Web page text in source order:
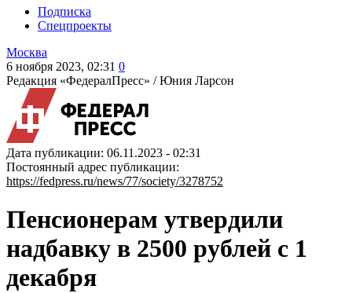
Подписка
Спецпроекты
Москва
6 ноября 2023, 02:31 0
Редакция «ФедералПресс» /Юния Ларсон
Дата публикации: 06.11.2023 - 02:31
Постоянный адрес публикации:
https://fedpress.ru/news/77/society/3278752
Пенсионерам утвердили
надбавку в 2500 рублей с 1
декабря